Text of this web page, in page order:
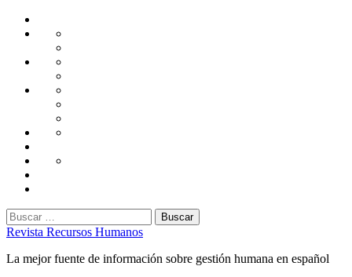
Saltar
Administración
Capacitación
Desarrollo
Gestión
Laborales
Selección
Buscar:
Revista Recursos Humanos
La mejor fuente de información sobre gestión humana en español